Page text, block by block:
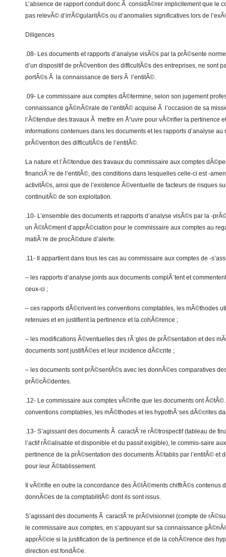
L’absence de rapport conduit donc Ã considÃ©rer implicitement que le
pas relevÃ© d’irrÃ©gularitÃ©s ou d’anomalies significatives lors de
Diligences
.08- Les documents et rapports d’analyse visÃ©s par la prÃ©sente
d’un dispositif de prÃ©vention des difficultÃ©s des entreprises, ne sont
portÃ©s Ã la connaissance de tiers Ã l’entitÃ©.
.09- Le commissaire aux comptes dÃ©termine, selon son jugement
connaissance gÃ©nÃ©rale de l’entitÃ© acquise Ã l’occasion de sa
l’Ã©tendue des travaux Ã mettre en Å“uvre pour vÃ©rifier la pertinence
informations contenues dans les documents et les rapports d’analyse
prÃ©vention des difficultÃ©s de l’entitÃ©.
La nature et l’Ã©tendue des travaux du commissaire aux comptes
financiÃ¨re de l’entitÃ©, des conditions dans lesquelles celle-ci est -
activitÃ©s, ainsi que de l’existence Ã©ventuelle de facteurs de risques
continuitÃ© de son exploitation.
.10- L’ensemble des documents et rapports d’analyse visÃ©s par la -
un Ã©lÃ©ment d’apprÃ©ciation pour le commissaire aux comptes au
matiÃ¨re de procÃ©dure d’alerte.
.11- Il appartient dans tous les cas au commissaire aux comptes de -
– les rapports d’analyse joints aux documents complÃ¨tent et
ceux-ci ;
– ces rapports dÃ©crivent les conventions comptables, les mÃ©thodes
retenues et en justifient la pertinence et la cohÃ©rence ;
– les modifications Ã©ventuelles des rÃ¨gles de prÃ©sentation et des
documents sont justifiÃ©es et leur incidence dÃ©crite ;
– les documents sont prÃ©sentÃ©s avec les donnÃ©es comparatives
prÃ©cÃ©dentes.
.12- Le commissaire aux comptes vÃ©rifie que les documents ont
conventions comptables, les mÃ©thodes et les hypothÃ¨ses dÃ©crites
.13- S’agissant des documents Ã caractÃ¨re rÃ©trospectif (tableau de
l’actif rÃ©alisable et disponible et du passif exigible), le commis-saire
pertinence de la prÃ©sentation des documents Ã©tablis par l’entitÃ© et
pour leur Ã©tablissement.
Il vÃ©rifie en outre la concordance des Ã©lÃ©ments chiffrÃ©s contenus
donnÃ©es de la comptabilitÃ© dont ils sont issus.
S’agissant des documents Ã caractÃ¨re prÃ©visionnel (compte de
le commissaire aux comptes, en s’appuyant sur sa connaissance
apprÃ©cie si la justification de la pertinence et de la cohÃ©rence des
direction est fondÃ©e.